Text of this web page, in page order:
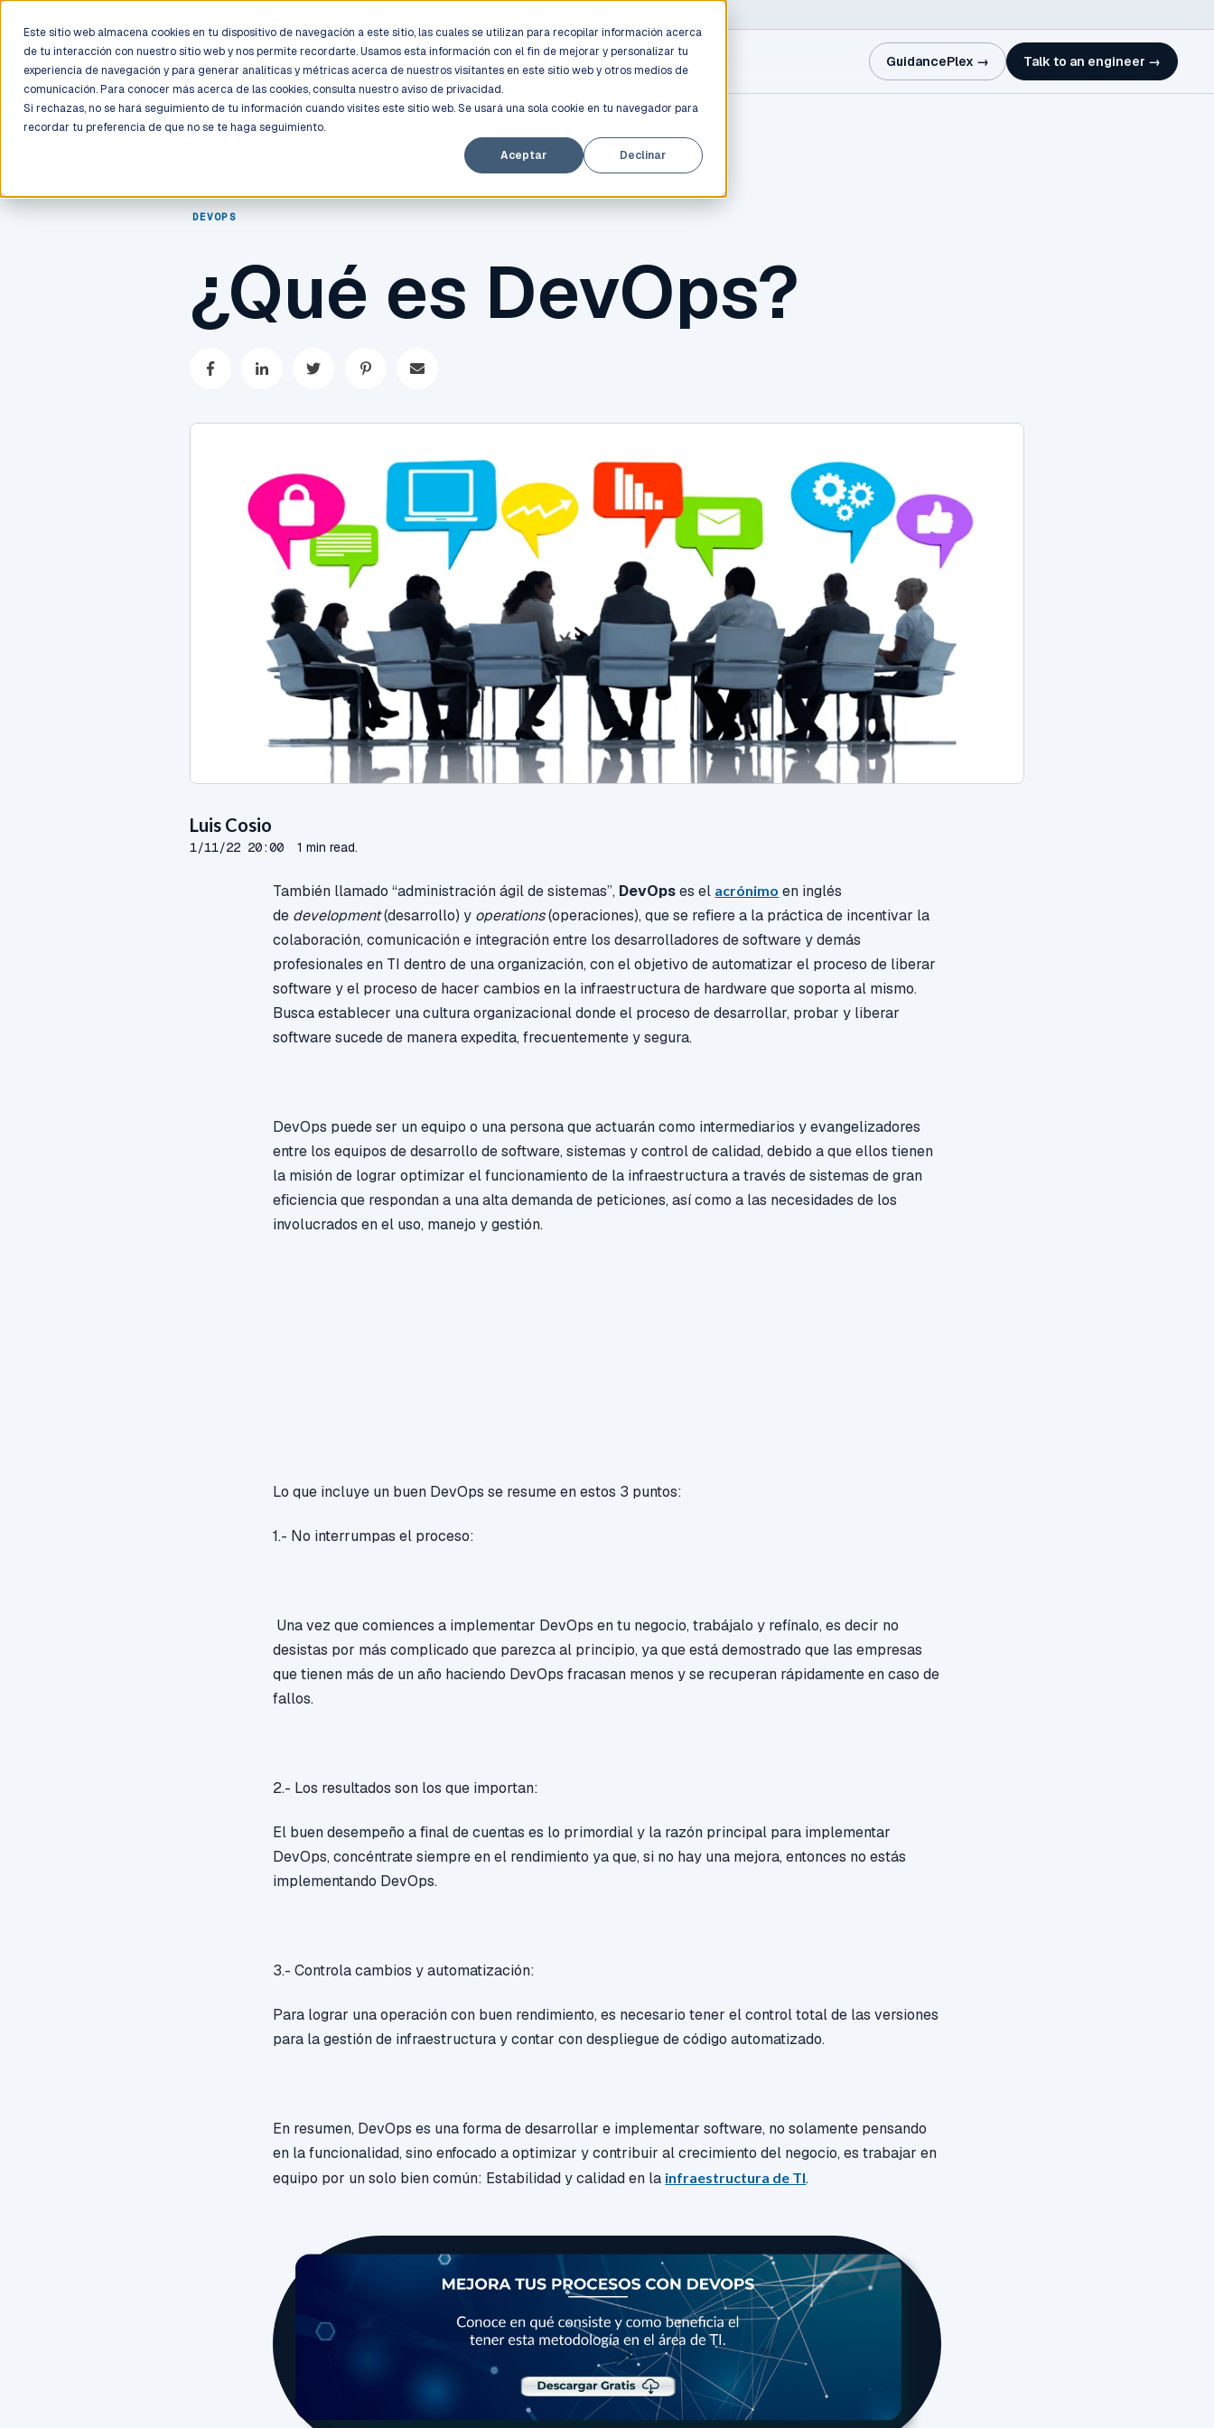
Este sitio web almacena cookies en tu dispositivo de navegación a este sitio, las cuales se utilizan para recopilar información acerca
de tu interacción con nuestro sitio web y nos permite recordarte. Usamos esta información con el fin de mejorar y personalizar tu
experiencia de navegación y para generar analíticas y métricas acerca de nuestros visitantes en este sitio web y otros medios de
comunicación. Para conocer más acerca de las cookies, consulta nuestro aviso de privacidad.
Si rechazas, no se hará seguimiento de tu información cuando visites este sitio web. Se usará una sola cookie en tu navegador para
recordar tu preferencia de que no se te haga seguimiento.
Aceptar
Declinar
Process GuidancePlex → Talk to an engineer →
DEVOPS
¿Qué es DevOps?
Luis Cosio
1/11/22 20:00 1 min read.
También llamado “administración ágil de sistemas”, DevOpses el acrónimo en inglés
de development(desarrollo) y operations(operaciones), que se refiere a la práctica de incentivar la
colaboración, comunicación e integración entre los desarrolladores de software y demás
profesionales en TI dentro de una organización, con el objetivo de automatizar el proceso de liberar
software y el proceso de hacer cambios en la infraestructura de hardware que soporta al mismo.
Busca establecer una cultura organizacional donde el proceso de desarrollar, probar y liberar
software sucede de manera expedita, frecuentemente y segura.
DevOps puede ser un equipo o una persona que actuarán como intermediarios y evangelizadores
entre los equipos de desarrollo de software, sistemas y control de calidad, debido a que ellos tienen
la misión de lograr optimizar el funcionamiento de la infraestructura a través de sistemas de gran
eficiencia que respondan a una alta demanda de peticiones, así como a las necesidades de los
involucrados en el uso, manejo y gestión.
Lo que incluye un buen DevOps se resume en estos 3 puntos:
1.- No interrumpas el proceso:
Una vez que comiences a implementar DevOps en tu negocio, trabájalo y refínalo, es decir no
desistas por más complicado que parezca al principio, ya que está demostrado que las empresas
que tienen más de un año haciendo DevOps fracasan menos y se recuperan rápidamente en caso de
fallos.
2.- Los resultados son los que importan:
El buen desempeño a final de cuentas es lo primordial y la razón principal para implementar
DevOps, concéntrate siempre en el rendimiento ya que, si no hay una mejora, entonces no estás
implementando DevOps.
3.- Controla cambios y automatización:
Para lograr una operación con buen rendimiento, es necesario tener el control total de las versiones
para la gestión de infraestructura y contar con despliegue de código automatizado.
En resumen, DevOps es una forma de desarrollar e implementar software, no solamente pensando
en la funcionalidad, sino enfocado a optimizar y contribuir al crecimiento del negocio, es trabajar en
equipo por un solo bien común: Estabilidad y calidad en la infraestructura de TI.